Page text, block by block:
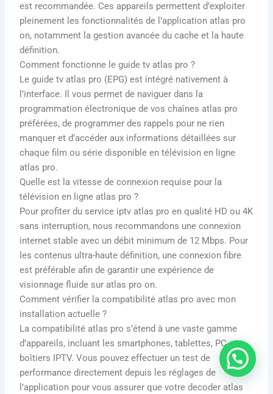
est recommandée. Ces appareils permettent d’exploiter
pleinement les fonctionnalités de l’application atlas pro
on, notamment la gestion avancée du cache et la haute
définition.
Comment fonctionne le guide tv atlas pro ?
Le guide tv atlas pro (EPG) est intégré nativement à
l’interface. Il vous permet de naviguer dans la
programmation électronique de vos chaînes atlas pro
préférées, de programmer des rappels pour ne rien
manquer et d’accéder aux informations détaillées sur
chaque film ou série disponible en télévision en ligne
atlas pro.
Quelle est la vitesse de connexion requise pour la
télévision en ligne atlas pro ?
Pour profiter du service iptv atlas pro en qualité HD ou 4K
sans interruption, nous recommandons une connexion
internet stable avec un débit minimum de 12 Mbps. Pour
les contenus ultra-haute définition, une connexion fibre
est préférable afin de garantir une expérience de
visionnage fluide sur atlas pro on.
Comment vérifier la compatibilité atlas pro avec mon
installation actuelle ?
La compatibilité atlas pro s’étend à une vaste gamme
d’appareils, incluant les smartphones, tablettes, PC et
boîtiers IPTV. Vous pouvez effectuer un test de
performance directement depuis les réglages de
l’application pour vous assurer que votre decoder atlas